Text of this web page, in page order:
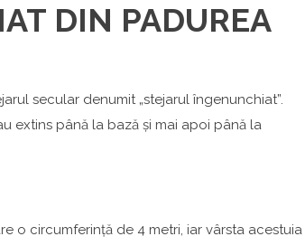
DIN PADUREA
secular denumit „stejarul îngenunchiat”.
extins până la bază și mai apoi până la
o circumferință de 4 metri, iar vârsta acestuia